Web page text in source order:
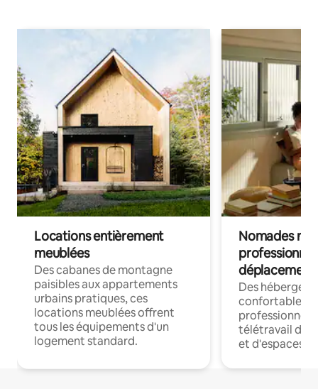
Locations entièrement
meublées
Des cabanes de montagne
paisibles aux appartements
urbains pratiques, ces
locations meublées offrent
tous les équipements d'un
logement standard.
Nomades
déplacement
Des
confortables
professionnels
télétravail
et d'espaces